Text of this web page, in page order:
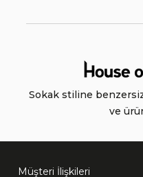
Sokak stiline
ve
Müşteri İlişkileri